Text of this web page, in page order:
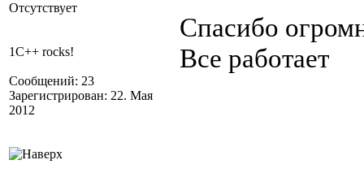
Отсутствует
1C++ rocks!
Сообщений: 23
Зарегистрирован: 22. Мая
2012
Спасибо
Все работает